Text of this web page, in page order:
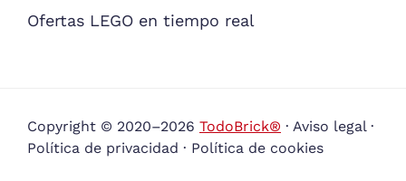
Ofertas LEGO en tiempo real
Copyright © 2020–2026 TodoBrick® · Aviso legal ·
Política de privacidad · Política de cookies